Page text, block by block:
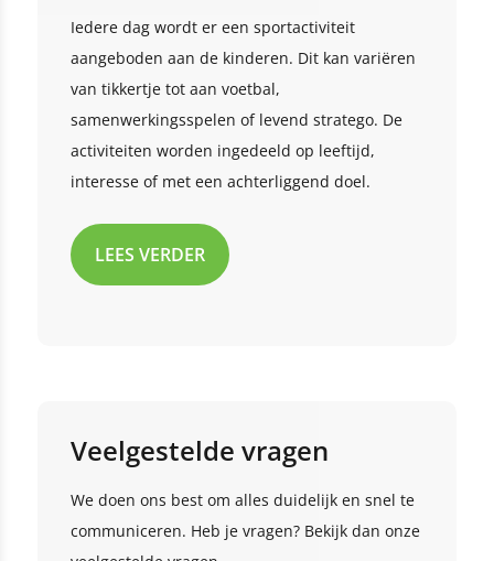
Iedere dag wordt er een sportactiviteit
aangeboden aan de kinderen. Dit kan variëren
van tikkertje tot aan voetbal,
samenwerkingsspelen of levend stratego. De
activiteiten worden ingedeeld op leeftijd,
interesse of met een achterliggend doel.
LEES VERDER
Veelgestelde vragen
We doen ons best om alles duidelijk en snel te
communiceren. Heb je vragen? Bekijk dan onze